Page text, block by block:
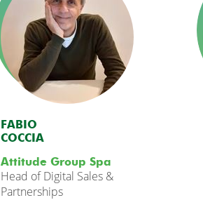
FABIO
COCCIA
Attitude Group Spa
Head of Digital Sales &
Partnerships